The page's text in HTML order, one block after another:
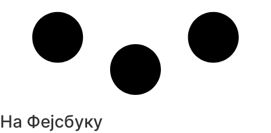
На Фејсбуку